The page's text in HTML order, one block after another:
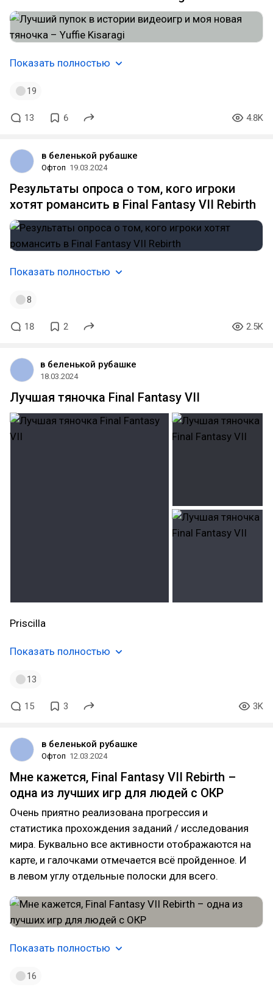
Показать полностью
19
13 6 4.8K
в беленькой рубашке
Офтоп 19.03.2024
Результаты опроса о том, кого игроки
хотят романсить в Final Fantasy VII Rebirth
Показать полностью
8
18 2 2.5K
в беленькой рубашке
18.03.2024
Лучшая тяночка Final Fantasy VII
Priscilla
Показать полностью
13
15 3 3K
в беленькой рубашке
Офтоп 12.03.2024
Мне кажется, Final Fantasy VII Rebirth –
одна из лучших игр для людей с ОКР
Очень приятно реализована прогрессия и
статистика прохождения заданий / исследования
мира. Буквально все активности отображаются на
карте, и галочками отмечается всё пройденное. И
в левом углу отдельные полоски для всего.
Показать полностью
16